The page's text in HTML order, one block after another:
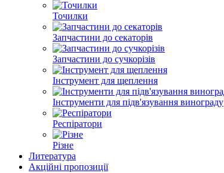
Точилки
Запчастини до секаторів
Запчастини до сучкорізів
Інструмент для щеплення
Інструменти для підв'язування винограду
Респіратори
Різне
Литература
Акційні пропозиції